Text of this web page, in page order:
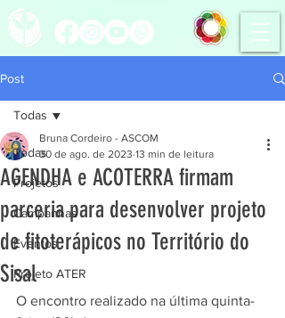
Post
Todas
Projetos
Campanhas
Eventos
Projeto ATER
Todas
AGENDHA e ACOTERRA firmam
parceria para desenvolver projeto
de fitoterápicos no Território do
Sisal
Bruna Cordeiro - ASCOM
30 de ago. de 2023 13 min de leitura
O encontro realizado na última quinta-